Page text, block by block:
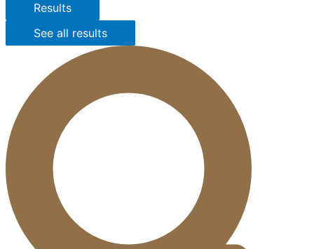
Results
See all results